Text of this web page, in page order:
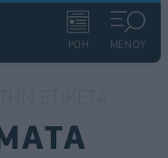
ΡΟΗ ΜΕΝΟΥ